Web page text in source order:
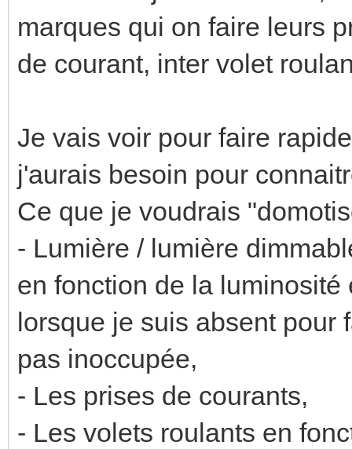
marques qui on faire leurs
de courant, inter volet
Je vais voir pour faire
j'aurais besoin pour
Ce que je voudrais
- Lumière / lumière
en fonction de la
lorsque je suis absent pour
pas inoccupée,
- Les prises de courants,
- Les volets roulants en